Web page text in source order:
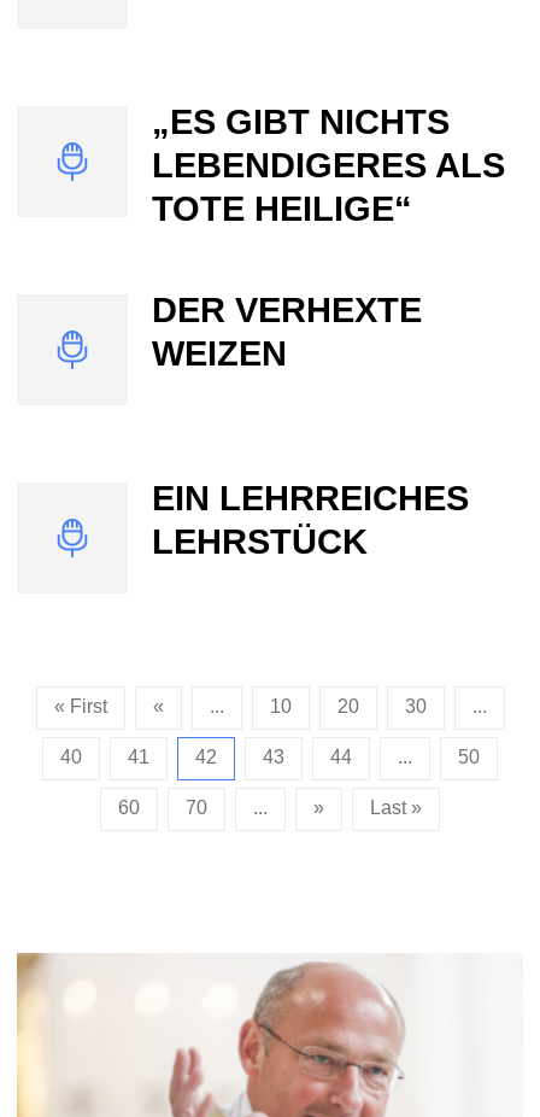
„ES GIBT NICHTS
LEBENDIGERES ALS
TOTE HEILIGE“
DER VERHEXTE
WEIZEN
EIN LEHRREICHES
LEHRSTÜCK
« First « ... 10 20 30 ...
40 41 42 43 44 ... 50
60 70 ... » Last »